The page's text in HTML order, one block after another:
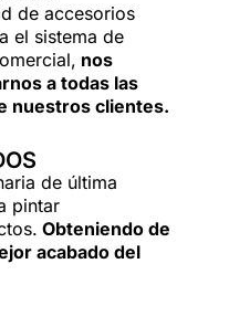
de accesorios
el sistema de
nos
a todas las
nuestros clientes.
de última
pintar
Obteniendo de
acabado del